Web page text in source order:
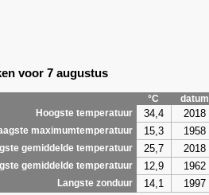
voor 7 augustus
°C
datum
Hoogste temperatuur
34,4 2018
maximumtemperatuur 15,3 1958
gemiddelde temperatuur 25,7 2018
gemiddelde temperatuur 12,9 1962
Langste zonduur 14,1
1997